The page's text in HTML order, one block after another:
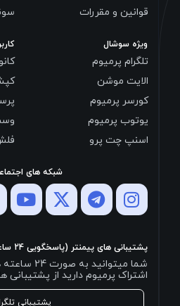
قوانین و مقررات
ویژه سوشال
تلگرام پرمیوم
الایت موشن
کورسر پرمیوم
یوتوب پرمیوم
اسنپ چت پرو
شبکه های
پشتیبانی های پیمنتر (پاسخگویی 24 ساعته)
شما
اشتراک پرمیوم دارید از پشتیبانی
پشتیبانی